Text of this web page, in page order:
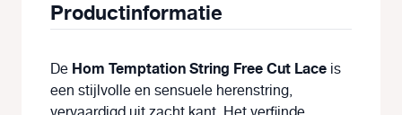
Productinformatie
De Hom Temptation String Free Cut Lace is
een stijlvolle en sensuele herenstring,